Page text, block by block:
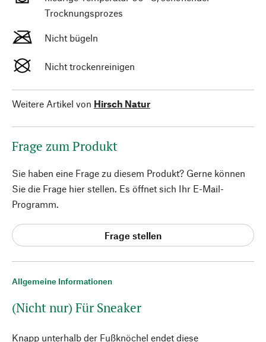
Allgemeine Informationen
(Nicht nur) Für Sneaker
Knapp unterhalb der Fußknöchel endet diese
Trocknungsprozes
Nicht bügeln
Nicht trockenreinigen
Weitere Artikel von Hirsch Natur
Frage zum Produkt
Sie haben eine Frage zu diesem Produkt? Gerne können
Sie die Frage hier stellen. Es öffnet sich Ihr E-Mail-
Programm.
Frage stellen